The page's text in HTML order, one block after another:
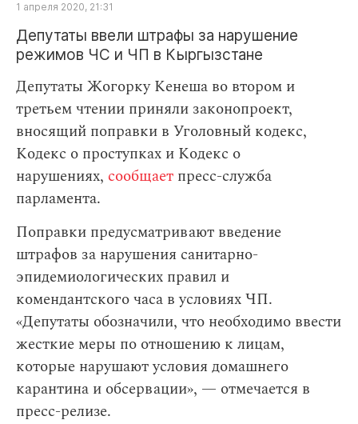
1 апреля 2020, 21:31
Депутаты ввели штрафы за нарушение
режимов ЧС и ЧП в Кыргызстане
Депутаты Жогорку Кенеша во втором и
третьем чтении приняли законопроект,
вносящий поправки в Уголовный кодекс,
Кодекс о проступках и Кодекс о
нарушениях, сообщает пресс-служба
парламента.
Поправки предусматривают введение
штрафов за нарушения санитарно-
эпидемиологических правил и
комендантского часа в условиях ЧП.
«Депутаты обозначили, что необходимо ввести
жесткие меры по отношению к лицам,
которые нарушают условия домашнего
карантина и обсервации», — отмечается в
пресс-релизе.